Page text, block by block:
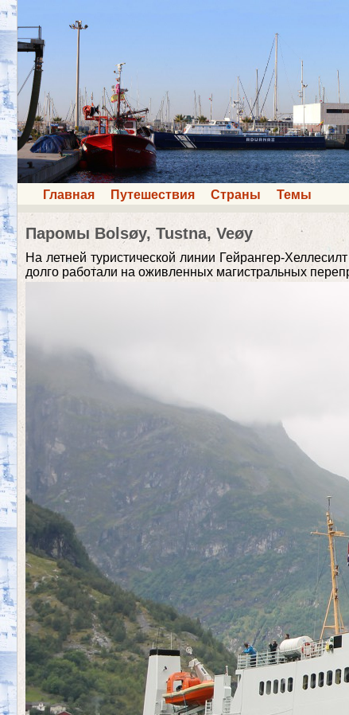
Главная Путешествия Страны Темы
Паромы Bolsøy, Tustna, Veøy
На летней туристической линии Гейрангер-
долго работали на оживленных магистральных